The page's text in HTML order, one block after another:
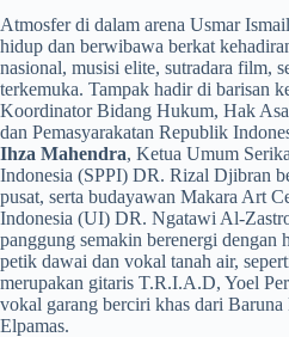
​Atmosfer di dalam arena Usmar
hidup dan berwibawa berkat
nasional, musisi elite, sutradara film,
terkemuka. Tampak hadir di barisan
Koordinator Bidang Hukum, Hak
dan Pemasyarakatan Republik
Ihza Mahendra, Ketua Umum
Indonesia (SPPI) DR. Rizal Djibran
pusat, serta budayawan Makara Art
Indonesia (UI) DR. Ngatawi Al-
panggung semakin berenergi dengan
petik dawai dan vokal tanah air,
merupakan gitaris T.R.I.A.D, Yoel
vokal garang berciri khas dari
Elpamas.